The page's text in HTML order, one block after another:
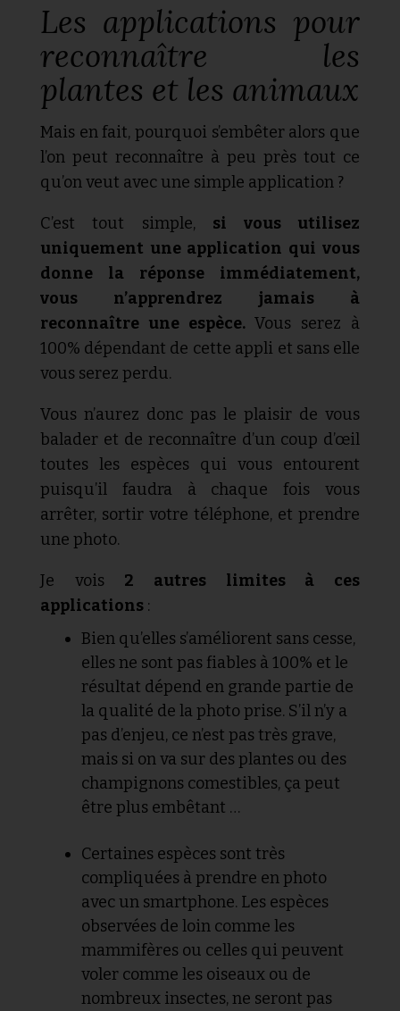
Les applications pour
reconnaître les
plantes et les animaux
Mais en fait, pourquoi s’embêter alors que
l’on peut reconnaître à peu près tout ce
qu’on veut avec une simple application ?
C’est tout simple, si vous utilisez
uniquement une application qui vous
donne la réponse immédiatement,
vous n’apprendrez jamais à
reconnaître une espèce.Vous serez à
100% dépendant de cette appli et sans elle
vous serez perdu.
Vous n’aurez donc pas le plaisir de vous
balader et de reconnaître d’un coup d’œil
toutes les espèces qui vous entourent
puisqu’il faudra à chaque fois vous
arrêter, sortir votre téléphone, et prendre
une photo.
Je vois 2 autres limites à ces
applications:
Bien qu’elles s’améliorent sans cesse,
elles ne sont pas fiables à 100% et le
résultat dépend en grande partie de
la qualité de la photo prise. S’il n’y a
pas d’enjeu, ce n’est pas très grave,
mais si on va sur des plantes ou des
champignons comestibles, ça peut
être plus embêtant …
Certaines espèces sont très
compliquées à prendre en photo
avec un smartphone. Les espèces
observées de loin comme les
mammifères ou celles qui peuvent
voler comme les oiseaux ou de
nombreux insectes, ne seront pas